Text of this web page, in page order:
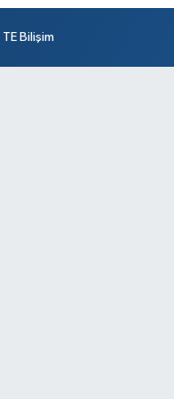
TE Bilişim